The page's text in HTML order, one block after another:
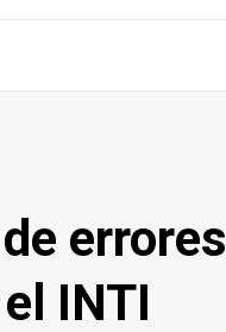
errores
INTI